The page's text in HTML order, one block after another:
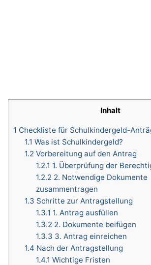
Inhalt
1 Checkliste für Schulkindergeld-
1.1 Was ist Schulkindergeld?
1.2 Vorbereitung auf den Antrag
1.2.1 1. Überprüfung der
1.2.2 2. Notwendige Dokumente
zusammentragen
1.3 Schritte zur Antragstellung
1.3.1 1. Antrag ausfüllen
1.3.2 2. Dokumente beifügen
1.3.3 3. Antrag einreichen
1.4 Nach der Antragstellung
1.4.1 Wichtige Fristen